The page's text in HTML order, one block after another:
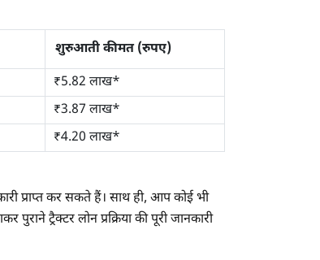
शुरुआती कीमत (रुपए)
₹5.82 लाख*
₹3.87 लाख*
₹4.20 लाख*
प्राप्त कर सकते हैं। साथ ही, आप कोई भी
पुराने ट्रैक्टर लोन प्रक्रिया की पूरी जानकारी